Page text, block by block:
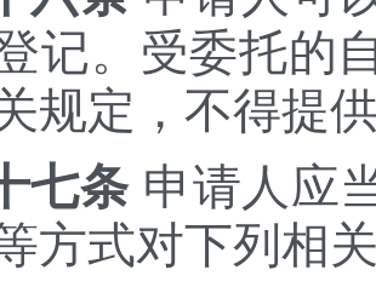
记。受委托的
规定，不得提
七条申请人应
方式对下列相